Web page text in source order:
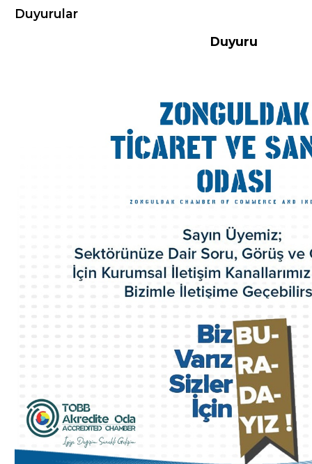
Duyurular
Duyuru
Yönetim Kurulu
Meclis Üyeleri
Komisyon ve Kurallar
Organizasyon Şeması
Odamız Personeli
Mevzuat
İl Kadın Girişimci Kurulu
Üyelik ve İştirakler
Eski Yönetim Kurulu Başkanlarımız
ZTSO Etik Kuralları
Faaliyet Raporları
ZTSO Dış Ticaret Destek Ofisi
ZTSO İş Planı
HİZMETLERİMİZ
Ticaret Sicil İşlemleri
Kapasite Raporları
Sigortacılık Levha Kaydı
Faaliyet Belgesi